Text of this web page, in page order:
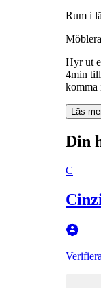
Rum i
Hyr ut
4min till
komma
Läs
Din
C